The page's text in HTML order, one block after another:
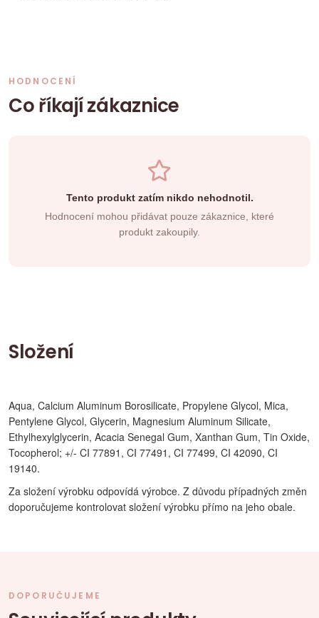
HODNOCENÍ
Co říkají zákaznice
Tento produkt zatím nikdo nehodnotil.
Hodnocení mohou přidávat pouze zákaznice, které
produkt zakoupily.
Složení
Aqua, Calcium Aluminum Borosilicate, Propylene Glycol, Mica,
Pentylene Glycol, Glycerin, Magnesium Aluminum Silicate,
Ethylhexylglycerin, Acacia Senegal Gum, Xanthan Gum, Tin Oxide,
Tocopherol; +/- CI 77891, CI 77491, CI 77499, CI 42090, CI
19140.
Za složení výrobku odpovídá výrobce. Z důvodu případných změn
doporučujeme kontrolovat složení výrobku přímo na jeho obale.
DOPORUČUJEME